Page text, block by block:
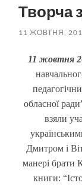
Творча
11 ЖОВТНЯ,
11 жовтня
обласної
взяли
Дмитром і
манері брати
книги: